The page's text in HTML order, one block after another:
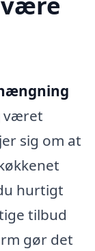
været
sig om at
hurtigt
tilbud
gør det